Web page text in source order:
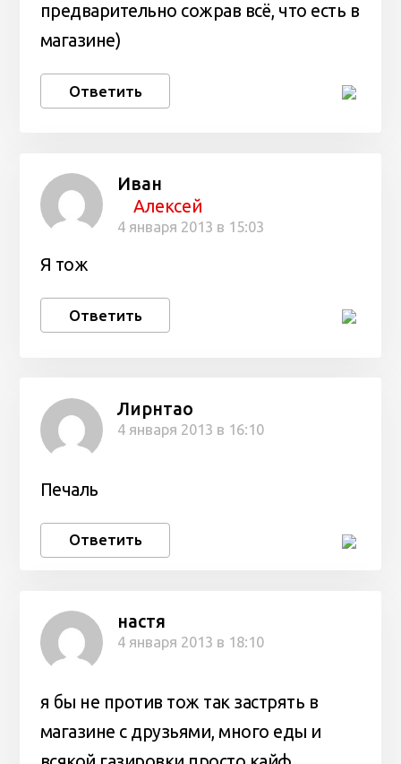
предварительно сожрав всё, что есть в
магазине)
Ответить
Иван
Алексей
4 января 2013 в 15:03
Я тож
Ответить
Лирнтао
4 января 2013 в 16:10
Печаль
Ответить
настя
4 января 2013 в 18:10
я бы не против тож так застрять в
магазине с друзьями, много еды и